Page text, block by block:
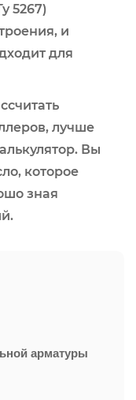
5267)
и
для
лучше
Вы
которое
зная
арматуры